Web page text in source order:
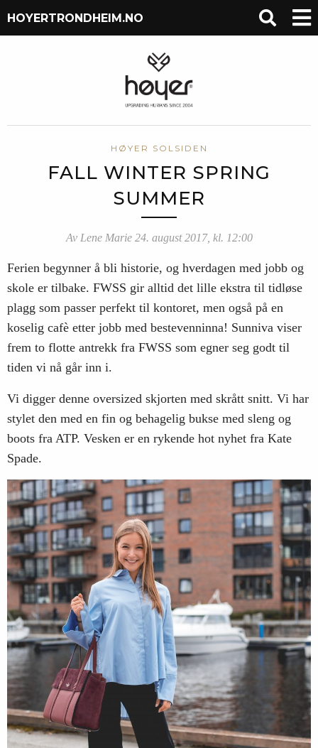
HOYERTRONDHEIM.NO
HØYER SOLSIDEN
FALL WINTER SPRING
SUMMER
Av Lene Marie 24. august 2017, kl. 12:00
Ferien begynner å bli historie, og hverdagen med jobb og
skole er tilbake. FWSS gir alltid det lille ekstra til tidløse
plagg som passer perfekt til kontoret, men også på en
koselig cafè etter jobb med bestevenninna! Sunniva viser
frem to flotte antrekk fra FWSS som egner seg godt til
tiden vi nå går inn i.
Vi digger denne oversized skjorten med skrått snitt. Vi har
stylet den med en fin og behagelig bukse med sleng og
boots fra ATP. Vesken er en rykende hot nyhet fra Kate
Spade.